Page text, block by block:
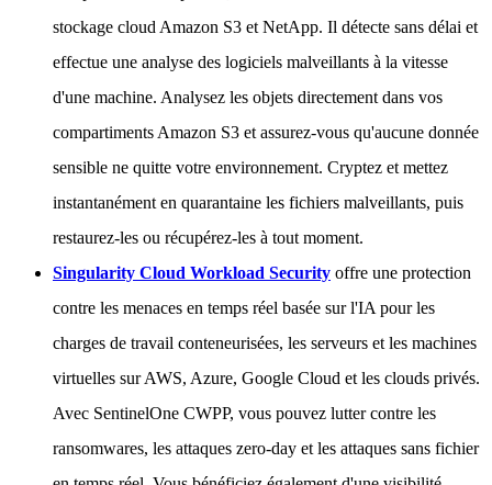
stockage cloud Amazon S3 et NetApp. Il détecte sans délai et
effectue une analyse des logiciels malveillants à la vitesse
d'une machine. Analysez les objets directement dans vos
compartiments Amazon S3 et assurez-vous qu'aucune donnée
sensible ne quitte votre environnement. Cryptez et mettez
instantanément en quarantaine les fichiers malveillants, puis
restaurez-les ou récupérez-les à tout moment.
Singularity Cloud Workload Security offre une protection
contre les menaces en temps réel basée sur l'IA pour les
charges de travail conteneurisées, les serveurs et les machines
virtuelles sur AWS, Azure, Google Cloud et les clouds privés.
Avec SentinelOne CWPP, vous pouvez lutter contre les
ransomwares, les attaques zero-day et les attaques sans fichier